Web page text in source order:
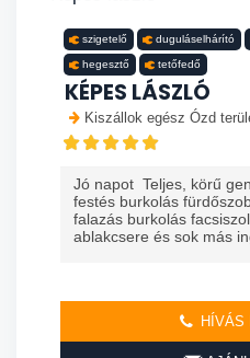
szigetelő duguláselhárító
hegesztő tetőfedő
KÉPES LÁSZLÓ
Kiszállok egész Ózd
Jó napot Teljes, körű
festés burkolás
falazás burkolás
ablakcsere és sok más
HÍVÁS